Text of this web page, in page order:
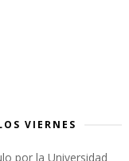
VIERNES
por la Universidad